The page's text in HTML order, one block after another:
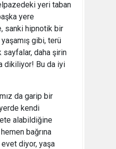
yeri taban
yere
sanki hipnotik bir
gibi, terü
daha şirin
dikiliyor! Bu da iyi
da garip bir
kendi
alabildiğine
bağrına
evet diyor, yaşa